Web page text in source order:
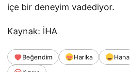
içe bir deneyim vadediyor.
Kaynak: İHA
Beğendim Harika Haha